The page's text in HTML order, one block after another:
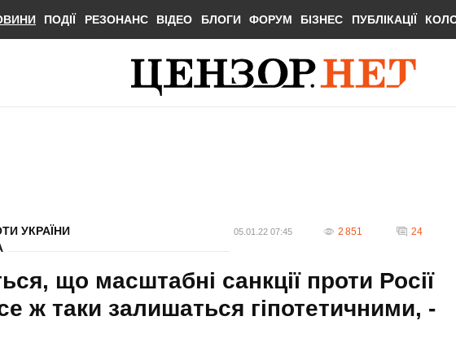
ПОДІЇ РЕЗОНАНС ВІДЕО БЛОГИ ФОРУМ БІЗНЕС ПУБЛІКАЦІЇ
УКРАЇНИ
05.01.22 07:45 2 851 24
що масштабні санкції проти Росії
ж таки залишаться гіпотетичними, -